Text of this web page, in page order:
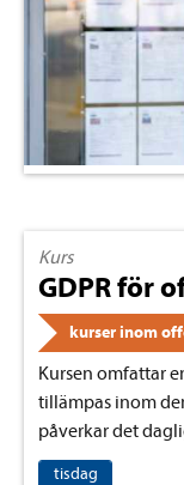
Kurs
GDPR för
kurser inom
Kursen omfattar
tillämpas inom
påverkar det
tisdag